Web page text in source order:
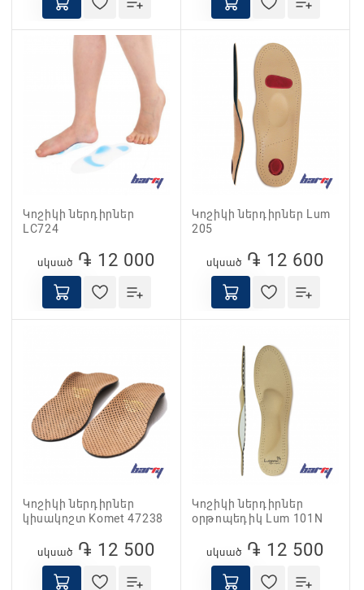
Կոշիկի ներդիրներ
LC724
սկսած ֏ 12 000
Կոշիկի ներդիրներ Lum
205
սկսած ֏ 12 600
Կոշիկի ներդիրներ
կիսակոշտ Komet 47238
սկսած ֏ 12 500
Կոշիկի ներդիրներ
օրթոպեդիկ Lum 101N
սկսած ֏ 12 500